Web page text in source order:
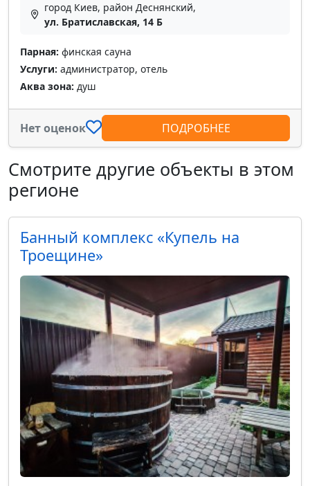
город Киев, район Деснянский,
ул. Братиславская, 14 Б
Парная: финская сауна
Услуги: администратор, отель
Аква зона: душ
Нет оценок ПОДРОБНЕЕ
Смотрите другие объекты в этом
регионе
Банный комплекс «Купель на
Троещине»